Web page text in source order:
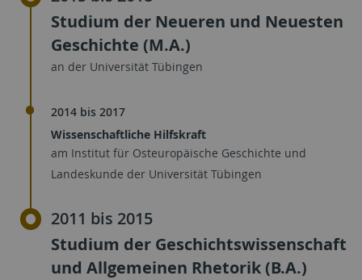
Studium der Neueren und Neuesten
Geschichte (M.A.)
an der Universität Tübingen
2014 bis 2017
Wissenschaftliche Hilfskraft
am Institut für Osteuropäische Geschichte und
Landeskunde der Universität Tübingen
2011 bis 2015
Studium der Geschichtswissenschaft
und Allgemeinen Rhetorik (B.A.)